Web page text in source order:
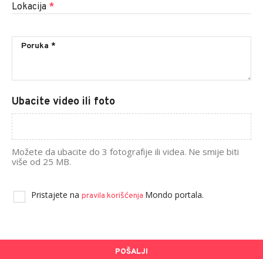
Lokacija *
Ubacite video ili foto
Možete da ubacite do 3 fotografije ili videa. Ne smije biti
više od 25 MB.
Pristajete na pravila korišćenja Mondo portala.
POŠALJI